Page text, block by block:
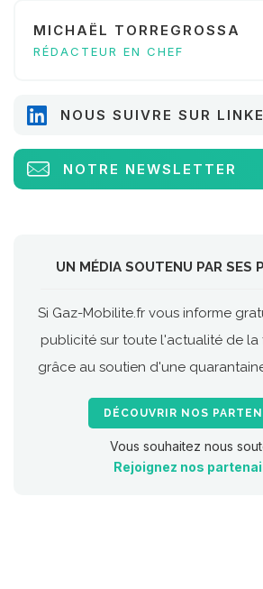
MICHAËL TORREGROSSA
RÉDACTEUR EN CHEF
NOUS SUIVRE SUR
NOTRE NEWSLETTER
UN MÉDIA SOUTENU PAR SES
Si Gaz-Mobilite.fr vous informe
publicité sur toute l'actualité de la
grâce au soutien d'une
DÉCOUVRIR NOS
Vous souhaitez nous
Rejoignez nos